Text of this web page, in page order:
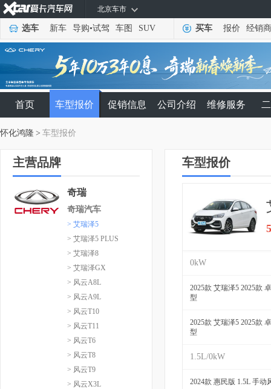
北京车市
选车 新车 导购•试驾 车图 SUV 买车 报价 经销商
首页 车型报价 促销信息 公司介绍 维修服务
怀化鸿隆 > 车型报价
主营品牌
奇瑞
奇瑞汽车
> 艾瑞泽5
> 艾瑞泽5 PLUS
> 艾瑞泽8
> 艾瑞泽GX
> 风云A8L
> 风云A9L
> 风云T10
> 风云T11
> 风云T6
> 风云T8
> 风云T9
> 风云X3L
车型报价
0kW
2025款 艾瑞泽5 2025款
型
2025款 艾瑞泽5 2025款
型
1.5L/0kW
2024款 惠民版 1.5L 手动